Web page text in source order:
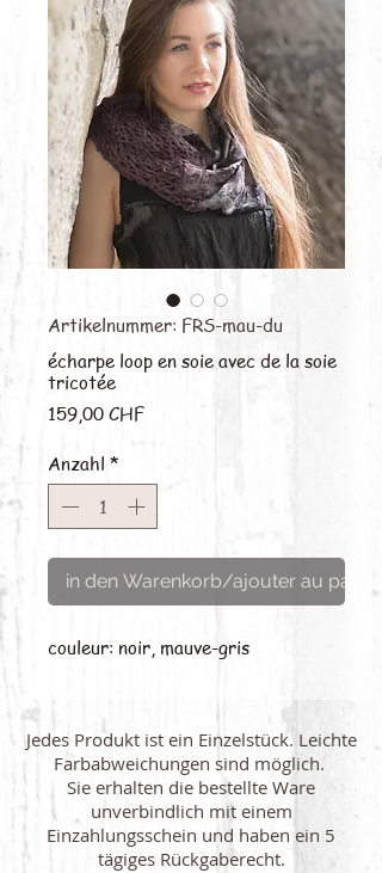
Artikelnummer: FRS-mau-du
écharpe loop en soie avec de la soie
tricotée
159,00 CHFPreis
Anzahl *
in den Warenkorb/ajouter au panier
couleur: noir, mauve-gris
Jedes Produkt ist ein Einzelstück. Leichte
Farbabweichungen sind möglich.
Sie erhalten die bestellte Ware
unverbindlich mit einem
Einzahlungsschein und haben ein 5
tägiges Rückgaberecht.